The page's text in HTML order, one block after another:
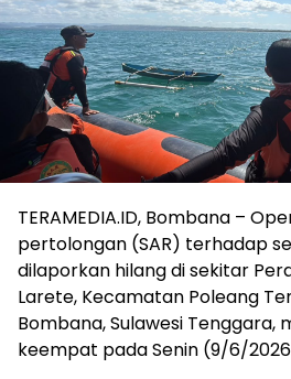
TERAMEDIA.ID, Bombana –
pertolongan (SAR) terhadap
dilaporkan hilang di sekitar
Larete, Kecamatan Poleang
Bombana, Sulawesi Tenggara,
keempat pada Senin (9/6/